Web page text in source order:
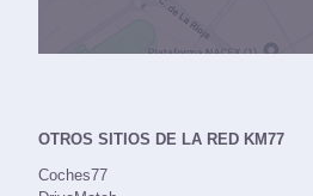
OTROS SITIOS DE LA RED KM77
Coches77